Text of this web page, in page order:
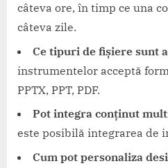
câteva ore, în timp ce una
câteva zile.
Ce tipuri de fișiere sunt
instrumentelor acceptă
PPTX, PPT, PDF.
Pot integra conținut
este posibilă integrarea de
Cum pot personaliza